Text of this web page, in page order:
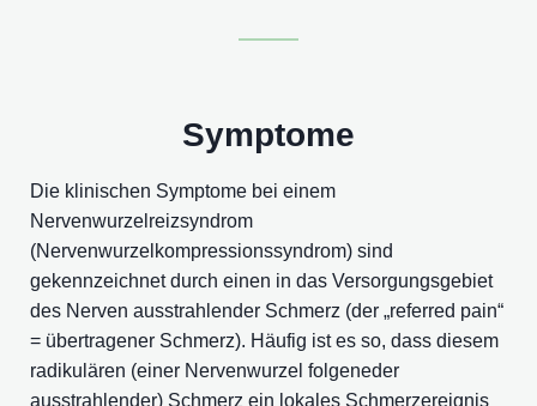
Symptome
Die klinischen Symptome bei einem
Nervenwurzelreizsyndrom
(Nervenwurzelkompressionssyndrom) sind
gekennzeichnet durch einen in das Versorgungsgebiet
des Nerven ausstrahlender Schmerz (der „referred pain“
= übertragener Schmerz). Häufig ist es so, dass diesem
radikulären (einer Nervenwurzel folgeneder
ausstrahlender) Schmerz ein lokales Schmerzereignis